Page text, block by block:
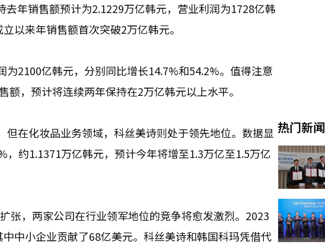
年销售额预计为2.1229万亿韩元，营业利润为1728亿韩
以来年销售额首次突破2万亿韩元。
2100亿韩元，分别同比增长14.7%和54.2%。值得注意
，预计将连续两年保持在2万亿韩元以上水平。
在化妆品业务领域，科丝美诗则处于领先地位。数据显
约1.1371万亿韩元，预计今年将增至1.3万亿至1.5万亿
张，两家公司在行业领军地位的竞争将愈发激烈。2023
中小企业贡献了68亿美元。科丝美诗和韩国科玛凭借代
热门新闻